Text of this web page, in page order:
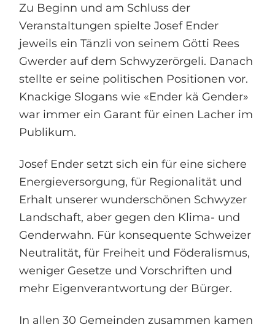
Zu Beginn und am Schluss der
Veranstaltungen spielte Josef Ender
jeweils ein Tänzli von seinem Götti Rees
Gwerder auf dem Schwyzerörgeli. Danach
stellte er seine politischen Positionen vor.
Knackige Slogans wie «Ender kä Gender»
war immer ein Garant für einen Lacher im
Publikum.
Josef Ender setzt sich ein für eine sichere
Energieversorgung, für Regionalität und
Erhalt unserer wunderschönen Schwyzer
Landschaft, aber gegen den Klima- und
Genderwahn. Für konsequente Schweizer
Neutralität, für Freiheit und Föderalismus,
weniger Gesetze und Vorschriften und
mehr Eigenverantwortung der Bürger.
In allen 30 Gemeinden zusammen kamen